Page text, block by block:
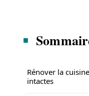
Rénover la
intactes